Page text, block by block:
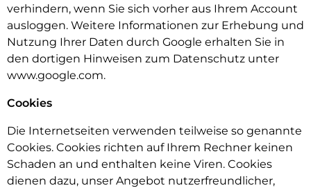
verhindern, wenn Sie sich vorher aus Ihrem Account
ausloggen. Weitere Informationen zur Erhebung und
Nutzung Ihrer Daten durch Google erhalten Sie in
den dortigen Hinweisen zum Datenschutz unter
www.google.com.
Cookies
Die Internetseiten verwenden teilweise so genannte
Cookies. Cookies richten auf Ihrem Rechner keinen
Schaden an und enthalten keine Viren. Cookies
dienen dazu, unser Angebot nutzerfreundlicher,